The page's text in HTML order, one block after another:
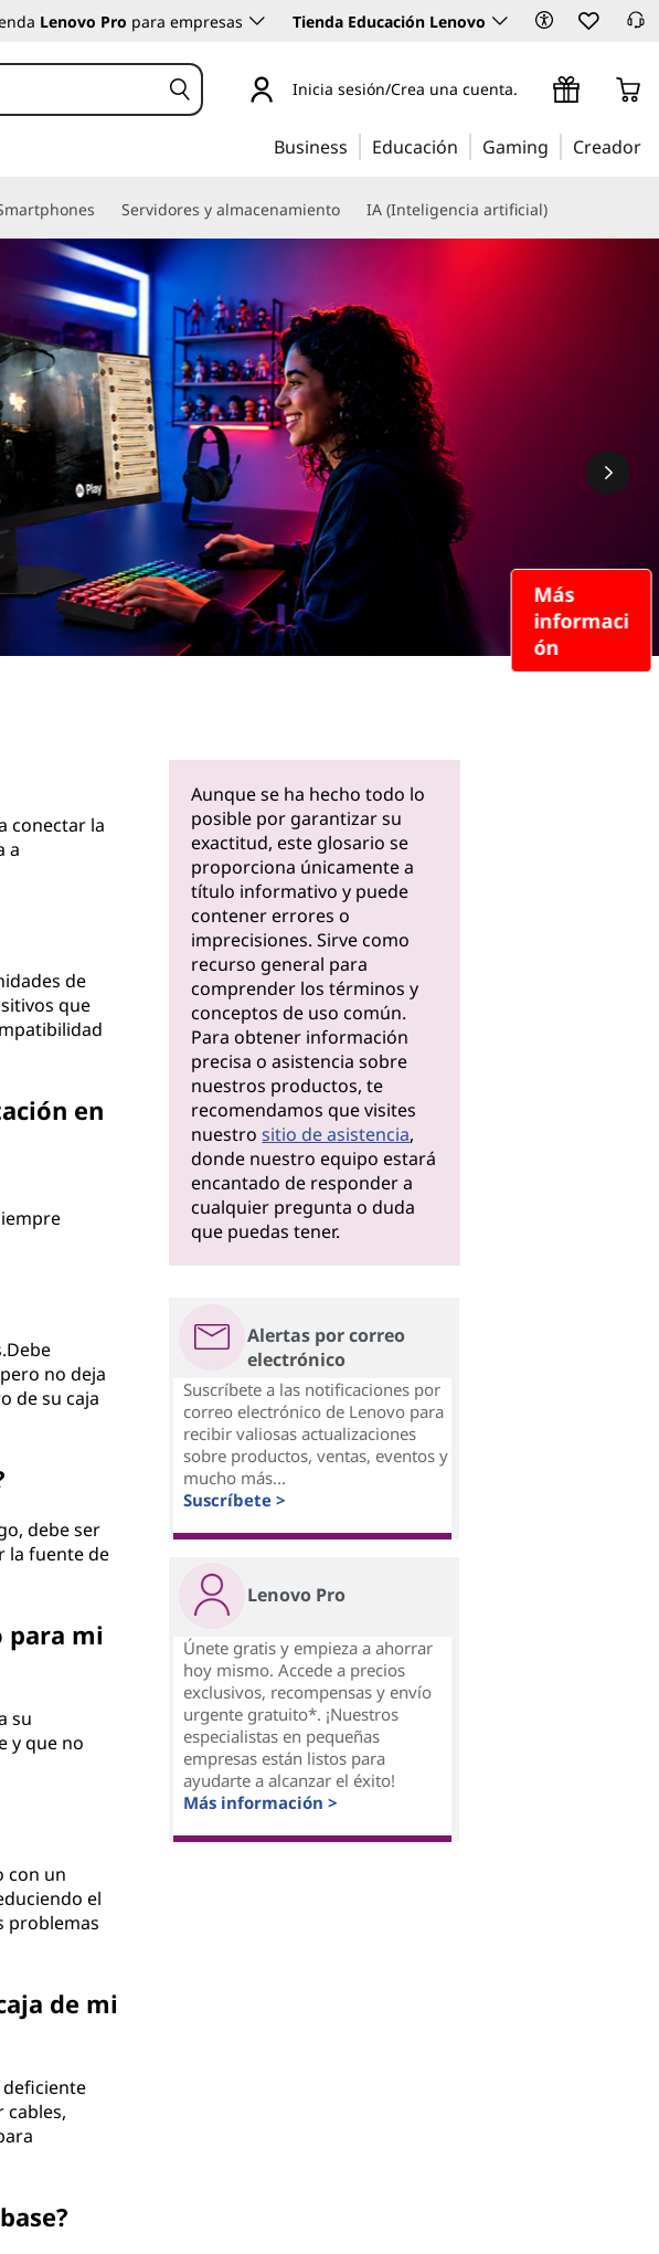
Lenovo Pro para empresas Tienda Educación Lenovo
Inicia sesión/Crea una cuenta.
Business Educación Gaming Creador
Servidores y almacenamiento IA (Inteligencia artificial)
Más
informaci
ón
conectar la
a
de
que
en
no deja
de su caja
debe ser
la fuente de
para mi
su
y que no
con un
el
problemas
de mi
deficiente
Aunque se ha hecho todo lo
posible por garantizar su
exactitud, este glosario se
proporciona únicamente a
título informativo y puede
contener errores o
imprecisiones. Sirve como
recurso general para
comprender los términos y
conceptos de uso común.
Para obtener información
precisa o asistencia sobre
nuestros productos, te
recomendamos que visites
nuestrositio de asistencia,
donde nuestro equipo estará
encantado de responder a
cualquier pregunta o duda
que puedas tener.
Alertas por correo
electrónico
Suscríbete a las notificaciones por
correo electrónico de Lenovo para
recibir valiosas actualizaciones
sobre productos, ventas, eventos y
mucho más...
Suscríbete >
Lenovo Pro
Únete gratis y empieza a ahorrar
hoy mismo. Accede a precios
exclusivos, recompensas y envío
urgente gratuito*. ¡Nuestros
especialistas en pequeñas
empresas están listos para
ayudarte a alcanzar el éxito!
Más información >